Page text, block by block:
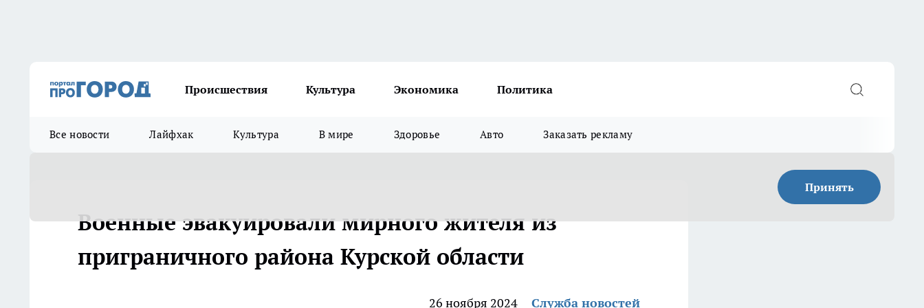
Происшествия Культура Экономика Политика
Все новости Лайфхак Культура В мире Здоровье Авто Заказать рекламу
Принять
Военные эвакуировали мирного жителя из
приграничного района Курской области
26 ноября 2024 Служба новостей